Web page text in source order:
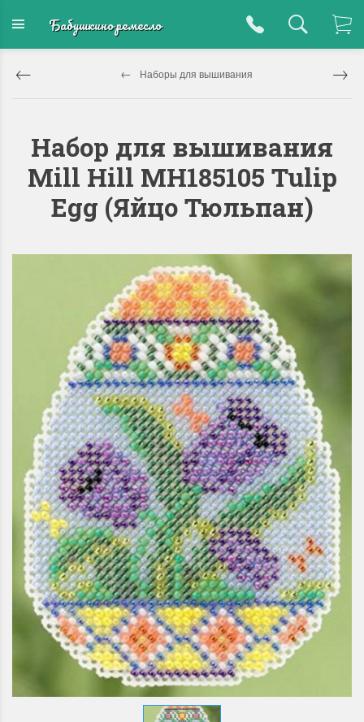
Бабушкино ремесло
Наборы для вышивания
Набор для вышивания
Mill Hill MH185105 Tulip
Egg (Яйцо Тюльпан)